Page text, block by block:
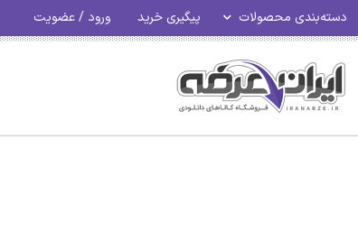
دسته‌بندی محصولات پیگیری خرید ورود / عضویت